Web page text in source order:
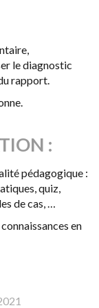
le diagnostic
rapport.
:
pédagogique :
quiz,
de cas, …
en